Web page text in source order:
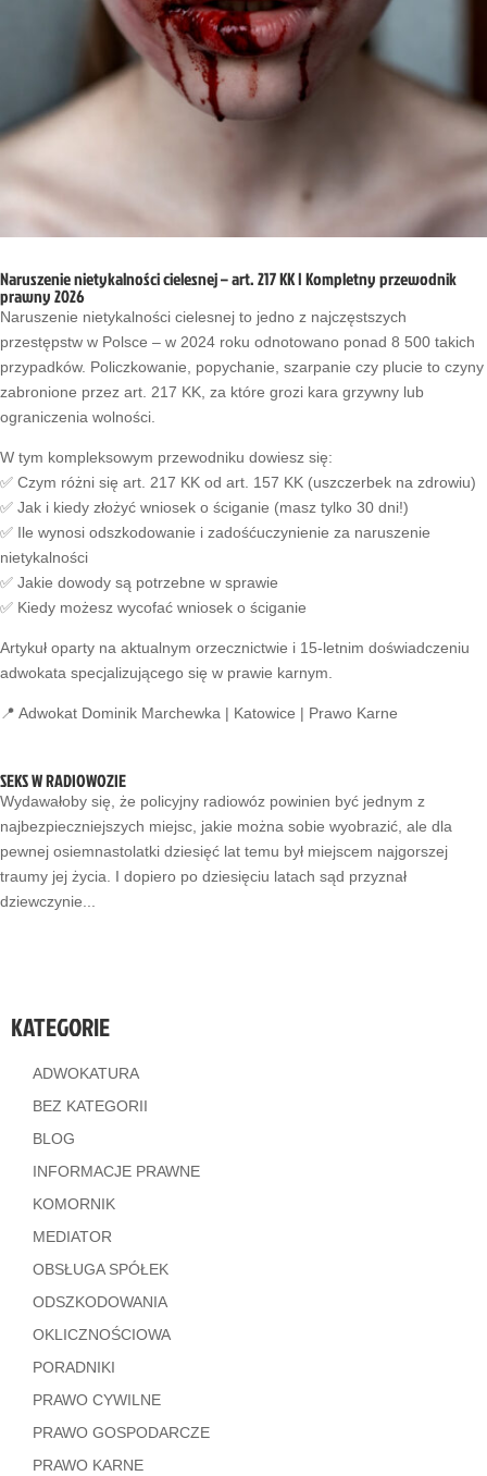
Naruszenie nietykalności cielesnej – art. 217 KK | Kompletny przewodnik
prawny 2026
Naruszenie nietykalności cielesnej to jedno z najczęstszych
przestępstw w Polsce – w 2024 roku odnotowano ponad 8 500 takich
przypadków. Policzkowanie, popychanie, szarpanie czy plucie to czyny
zabronione przez art. 217 KK, za które grozi kara grzywny lub
ograniczenia wolności.
W tym kompleksowym przewodniku dowiesz się:
✅ Czym różni się art. 217 KK od art. 157 KK (uszczerbek na zdrowiu)
✅ Jak i kiedy złożyć wniosek o ściganie (masz tylko 30 dni!)
✅ Ile wynosi odszkodowanie i zadośćuczynienie za naruszenie
nietykalności
✅ Jakie dowody są potrzebne w sprawie
✅ Kiedy możesz wycofać wniosek o ściganie
Artykuł oparty na aktualnym orzecznictwie i 15-letnim doświadczeniu
adwokata specjalizującego się w prawie karnym.
📍 Adwokat Dominik Marchewka | Katowice | Prawo Karne
SEKS W RADIOWOZIE
Wydawałoby się, że policyjny radiowóz powinien być jednym z
najbezpieczniejszych miejsc, jakie można sobie wyobrazić, ale dla
pewnej osiemnastolatki dziesięć lat temu był miejscem najgorszej
traumy jej życia. I dopiero po dziesięciu latach sąd przyznał
dziewczynie...
KATEGORIE
ADWOKATURA
BEZ KATEGORII
BLOG
INFORMACJE PRAWNE
KOMORNIK
MEDIATOR
OBSŁUGA SPÓŁEK
ODSZKODOWANIA
OKLICZNOŚCIOWA
PORADNIKI
PRAWO CYWILNE
PRAWO GOSPODARCZE
PRAWO KARNE